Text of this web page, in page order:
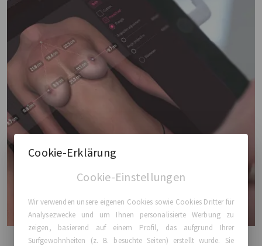
Cookie-Erklärung
Cookie-Einstellungen
Wir verwenden unsere eigenen Cookies sowie Cookies Dritter für
Analysezwecke und um Ihnen personalisierte Werbung zu
zeigen, basierend auf einem Profil, das aufgrund Ihrer
Surfgewohnheiten (z. B. besuchte Seiten) erstellt wurde. Sie